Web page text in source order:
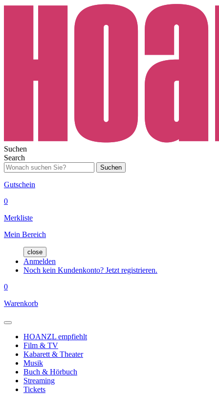
Suchen
Search
Suchen
Gutschein
0
Merkliste
Mein Bereich
close
Anmelden
Noch kein Kundenkonto? Jetzt registrieren.
0
Warenkorb
HOANZL empfiehlt
Film & TV
Kabarett & Theater
Musik
Buch & Hörbuch
Streaming
Tickets